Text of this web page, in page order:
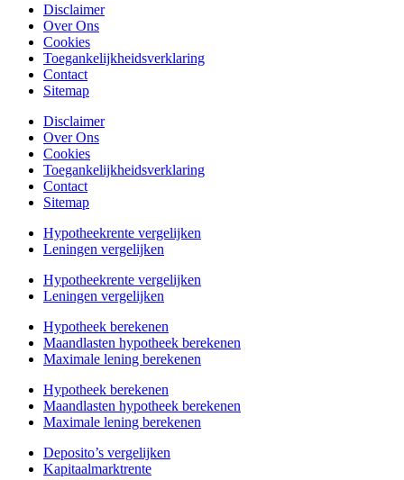
Disclaimer
Over Ons
Cookies
Toegankelijkheidsverklaring
Contact
Sitemap
Disclaimer
Over Ons
Cookies
Toegankelijkheidsverklaring
Contact
Sitemap
Hypotheekrente vergelijken
Leningen vergelijken
Hypotheekrente vergelijken
Leningen vergelijken
Hypotheek berekenen
Maandlasten hypotheek berekenen
Maximale lening berekenen
Hypotheek berekenen
Maandlasten hypotheek berekenen
Maximale lening berekenen
Deposito’s vergelijken
Kapitaalmarktrente